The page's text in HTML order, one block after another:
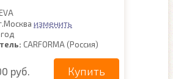
изменить
год
CARFORMA (Россия)
руб. Купить